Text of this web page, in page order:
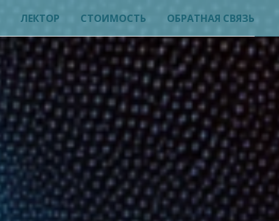
ЛЕКТОР СТОИМОСТЬ ОБРАТНАЯ СВЯЗЬ